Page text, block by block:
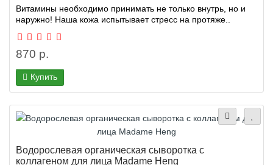
Витамины необходимо принимать не только внутрь, но и
наружно! Наша кожа испытывает стресс на протяже..
870 р.
Купить
Водорослевая органическая сыворотка с
коллагеном для лица Madame Heng